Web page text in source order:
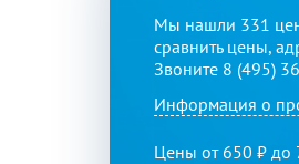
Мы нашли 331
сравнить цены,
Звоните 8 (495)
Информация о
Цены от 650 ₽ до